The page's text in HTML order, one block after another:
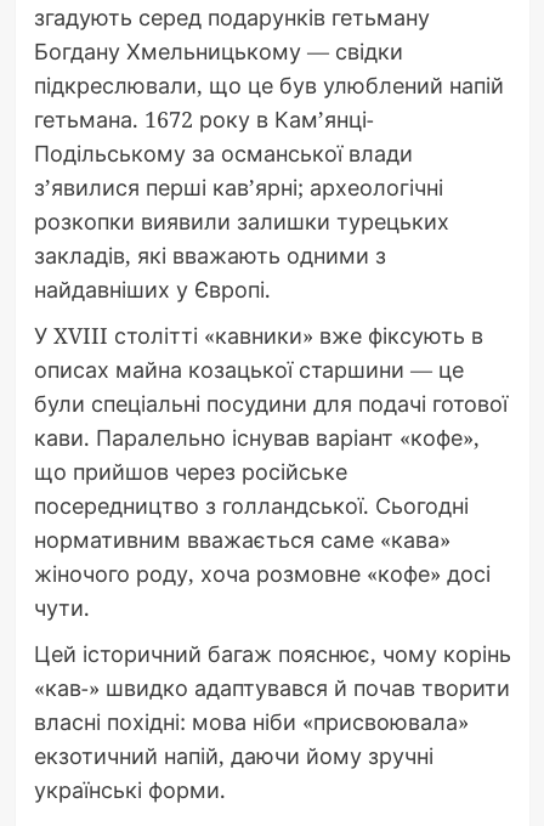
згадують серед подарунків гетьману
Богдану Хмельницькому — свідки
підкреслювали, що це був улюблений напій
гетьмана. 1672 року в Кам’янці-
Подільському за османської влади
з’явилися перші кав’ярні; археологічні
розкопки виявили залишки турецьких
закладів, які вважають одними з
найдавніших у Європі.
У XVIII столітті «кавники» вже фіксують в
описах майна козацької старшини — це
були спеціальні посудини для подачі готової
кави. Паралельно існував варіант «кофе»,
що прийшов через російське
посередництво з голландської. Сьогодні
нормативним вважається саме «кава»
жіночого роду, хоча розмовне «кофе» досі
чути.
Цей історичний багаж пояснює, чому корінь
«кав-» швидко адаптувався й почав творити
власні похідні: мова ніби «присвоювала»
екзотичний напій, даючи йому зручні
українські форми.